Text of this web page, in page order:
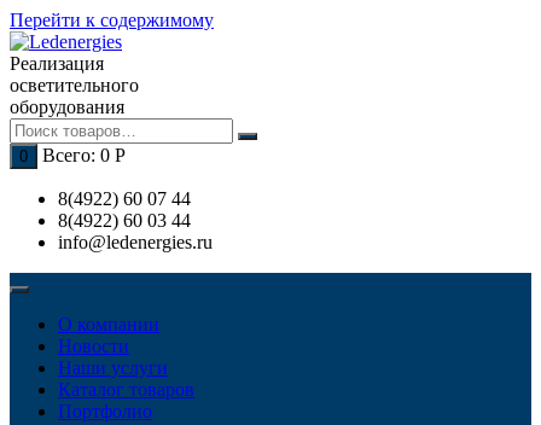
Перейти к содержимому
Реализация
осветительного
оборудования
0 Всего: 0 Р
8(4922) 60 07 44
8(4922) 60 03 44
info@ledenergies.ru
О компании
Новости
Наши услуги
Каталог товаров
Портфолио